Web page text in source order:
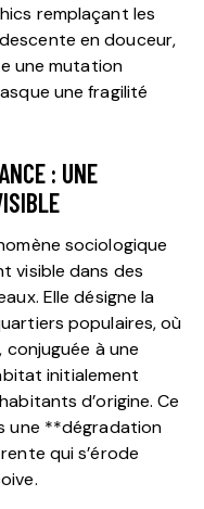
remplaçant les
en douceur,
une mutation
une fragilité
: UNE
sociologique
visible dans des
Elle désigne la
populaires, où
conjuguée à une
initialement
d’origine. Ce
une **dégradation
qui s’érode